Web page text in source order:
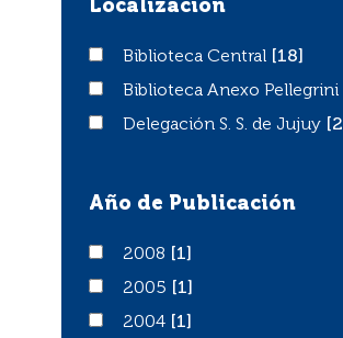
Localización
Biblioteca Central
Biblioteca Central
[18]
Biblioteca Anexo Pellegrini
Biblioteca Anexo Pellegrini
Delegación S. S. de Jujuy
Delegación S. S. de Jujuy [2]
Año de Publicación
20082008
[1]
20052005
[1]
20042004
[1]